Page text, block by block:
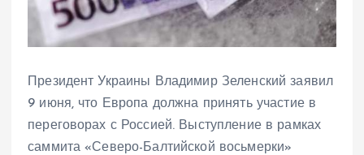
Президент Украины Владимир Зеленский заявил
9 июня, что Европа должна принять участие в
переговорах с Россией. Выступление в рамках
саммита «Северо-Балтийской восьмерки»